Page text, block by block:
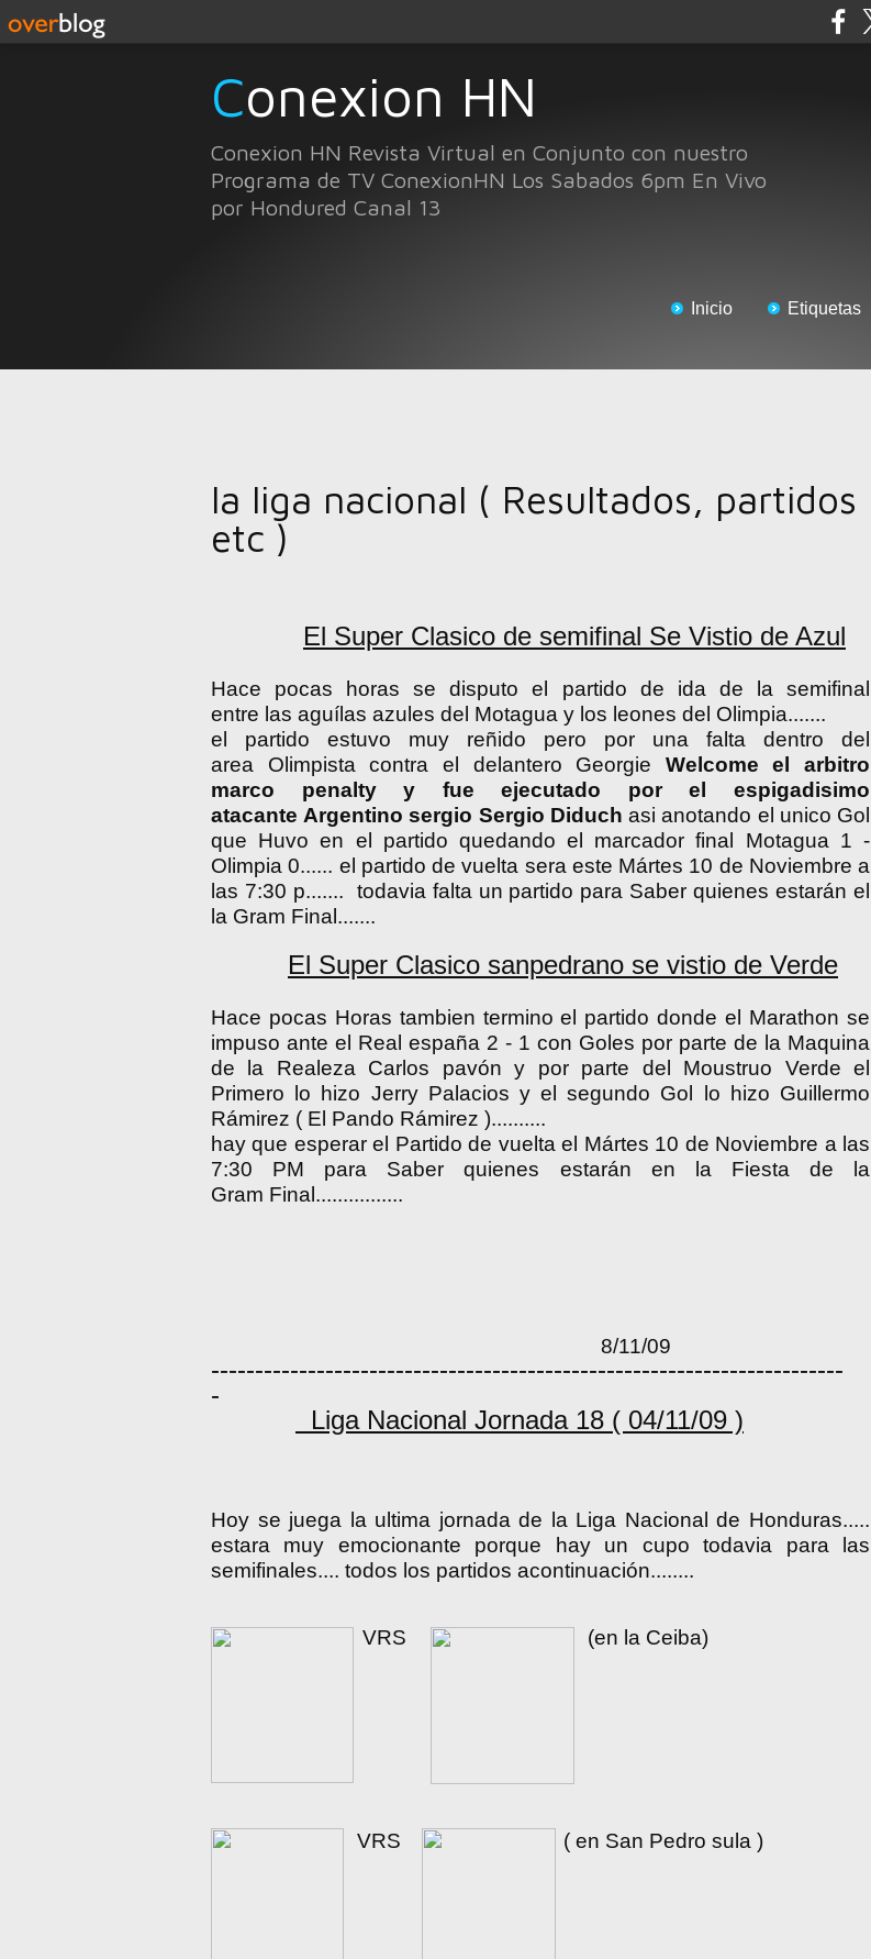
Conexion HN
Conexion HN Revista Virtual en Conjunto con nuestro
Programa de TV ConexionHN Los Sabados 6pm En Vivo
por Hondured Canal 13
Inicio Etiquetas
la liga nacional ( Resultados, partidos
etc )
El Super Clasico de semifinal Se Vistio de Azul
Hace pocas horas se disputo el partido de ida de la semifinal
entre las aguílas azules del Motagua y los leones del Olimpia.......
el partido estuvo muy reñido pero por una falta dentro del
area Olimpista contra el delantero Georgie Welcome el arbitro
marco penalty y fue ejecutado por el espigadisimo
atacante Argentino sergio Sergio Diduch asi anotando el unico Gol
que Huvo en el partido quedando el marcador final Motagua 1 -
Olimpia 0...... el partido de vuelta sera este Mártes 10 de Noviembre a
las 7:30 p....... todavia falta un partido para Saber quienes estarán el
la Gram Final.......
El Super Clasico sanpedrano se vistio de Verde
Hace pocas Horas tambien termino el partido donde el Marathon se
impuso ante el Real españa 2 - 1 con Goles por parte de la Maquina
de la Realeza Carlos pavón y por parte del Moustruo Verde el
Primero lo hizo Jerry Palacios y el segundo Gol lo hizo Guillermo
Rámirez ( El Pando Rámirez )..........
hay que esperar el Partido de vuelta el Mártes 10 de Noviembre a las
7:30 PM para Saber quienes estarán en la Fiesta de la
Gram Final................
8/11/09
------------------------------------------------------------------------
-
Liga Nacional Jornada 18 ( 04/11/09 )
Hoy se juega la ultima jornada de la Liga Nacional de Honduras.....
estara muy emocionante porque hay un cupo todavia para las
semifinales.... todos los partidos acontinuación........
VRS (en la Ceiba)
VRS ( en San Pedro sula )